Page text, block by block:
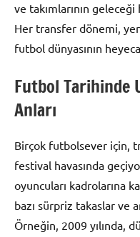
ve takımlarının geleceği
Her transfer dönemi,
futbol dünyasının
Futbol Tarihinde
Anları
Birçok futbolsever için,
festival havasında
oyuncuları kadrolarına
bazı sürpriz takaslar ve
Örneğin, 2009 yılında,